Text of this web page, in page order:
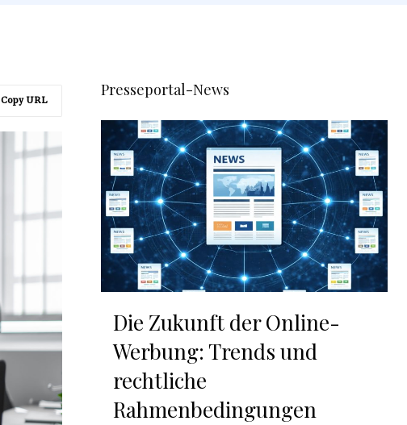
Copy URL
Presseportal-News
Die Zukunft der Online-
Werbung: Trends und
rechtliche
Rahmenbedingungen